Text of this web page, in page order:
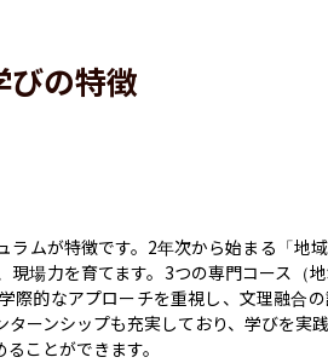
びの特徴
ムが特徴です。2年次から始まる「地
場力を育てます。3つの専門コース（
際的なアプローチを重視し、文理融合
ーンシップも充実しており、学びを実
ことができます。